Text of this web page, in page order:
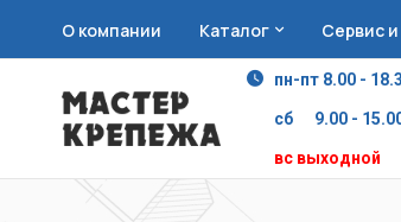
О компании Каталог Сервис
пн-пт 8.00 -
сб 9.00 -
вс выходной